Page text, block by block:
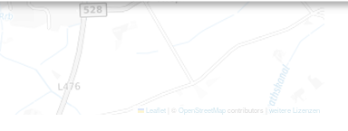
Leaflet OpenStreetMapcontributors | weitere Lizenzen